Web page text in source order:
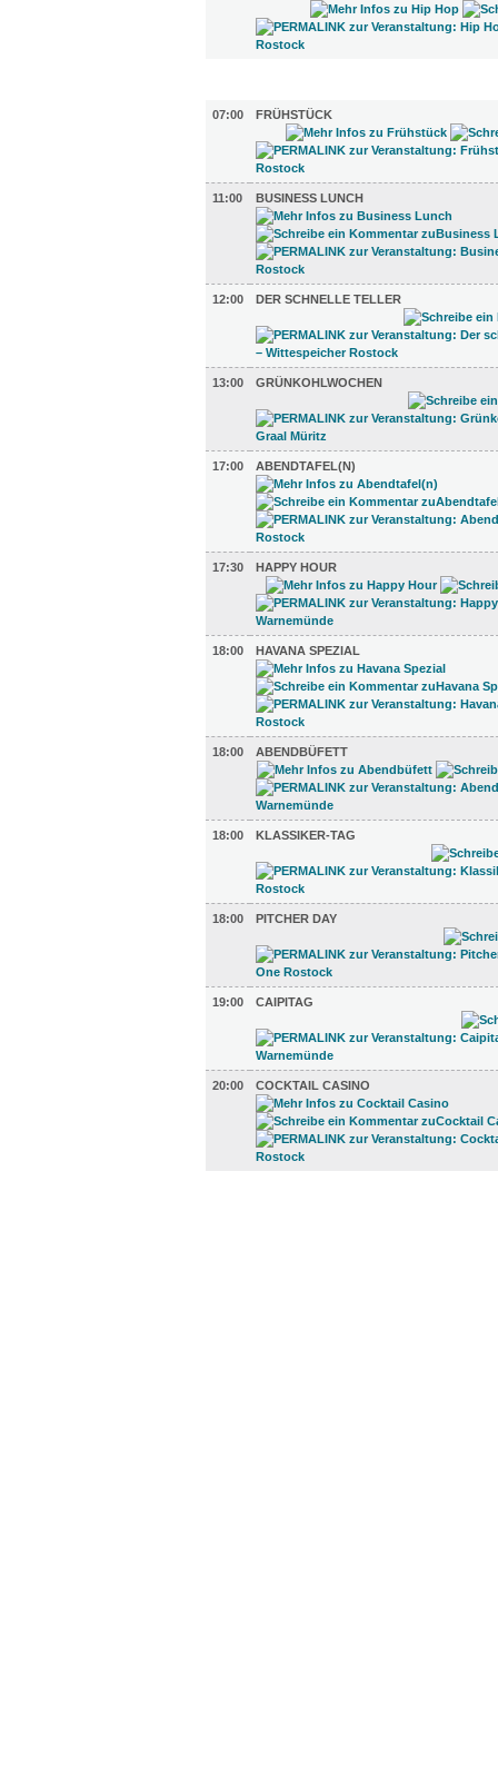
07:00
FRÜHSTÜCK
11:00 BUSINESS LUNCH
12:00 DER SCHNELLE TELLER
13:00 GRÜNKOHLWOCHEN
17:00 ABENDTAFEL(N)
17:30 HAPPY HOUR
18:00 HAVANA SPEZIAL
18:00 ABENDBÜFETT
18:00 KLASSIKER-TAG
18:00 PITCHER DAY
19:00 CAIPITAG
20:00 COCKTAIL CASINO